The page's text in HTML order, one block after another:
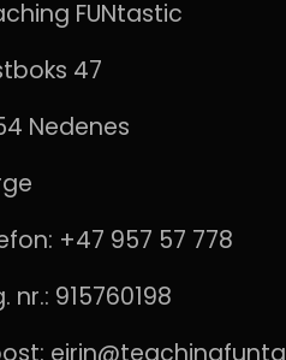
FUNtastic
47
Nedenes
+47 957 57 778
nr.: 915760198